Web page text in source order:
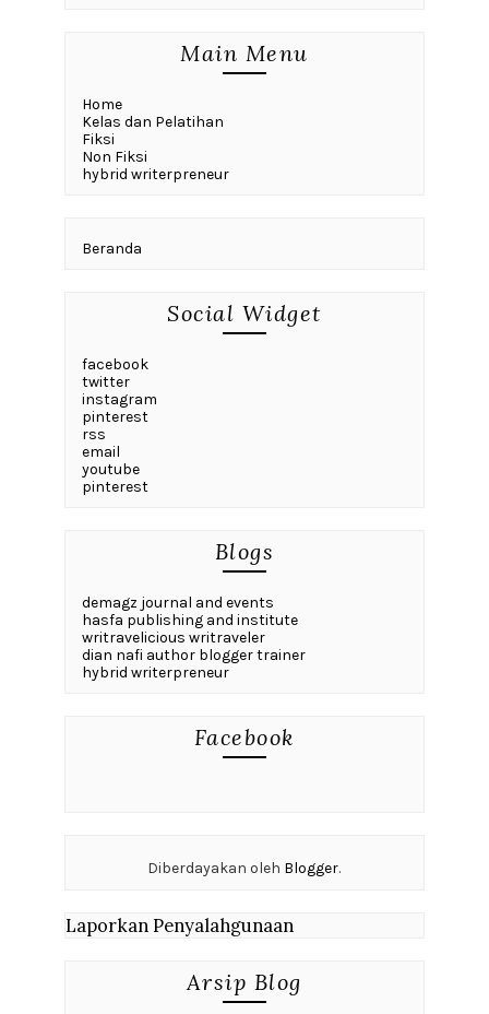
Main Menu
Home
Kelas dan Pelatihan
Fiksi
Non Fiksi
hybrid writerpreneur
Beranda
Social Widget
facebook
twitter
instagram
pinterest
rss
email
youtube
pinterest
Blogs
demagz journal and events
hasfa publishing and institute
writravelicious writraveler
dian nafi author blogger trainer
hybrid writerpreneur
Facebook
Diberdayakan oleh Blogger.
Laporkan Penyalahgunaan
Arsip Blog